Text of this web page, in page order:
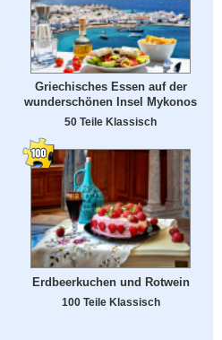
Griechisches Essen auf der
wunderschönen Insel Mykonos
50 Teile Klassisch
Erdbeerkuchen und Rotwein
100 Teile Klassisch